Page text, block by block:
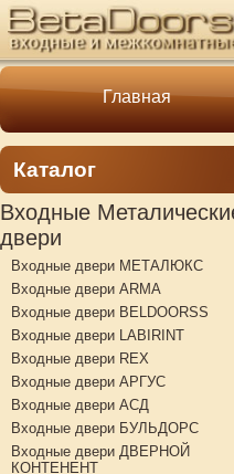
Главная
Каталог
Входные
двери
Входные двери МЕТАЛЮКС
Входные двери ARMA
Входные двери BELDOORSS
Входные двери LABIRINT
Входные двери REX
Входные двери АРГУС
Входные двери АСД
Входные двери БУЛЬДОРС
Входные двери ДВЕРНОЙ
КОНТЕНЕНТ